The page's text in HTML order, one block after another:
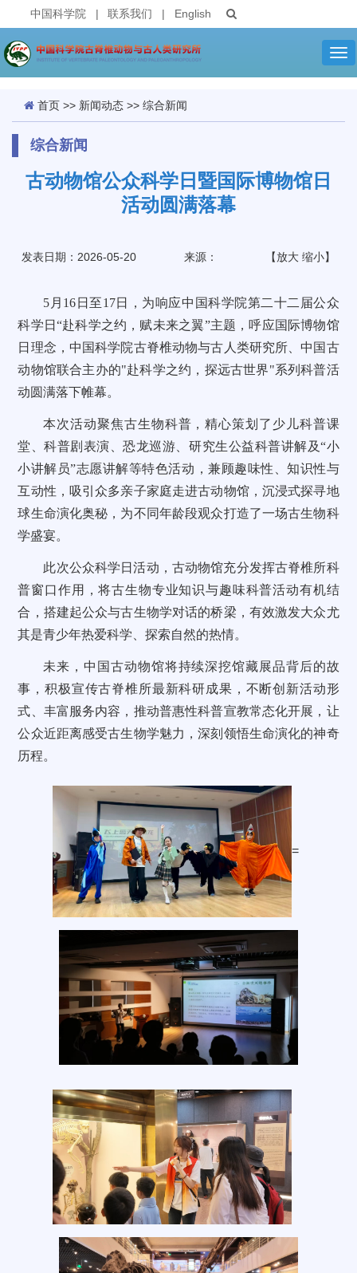
中国科学院 | 联系我们 | English
首页 >> 新闻动态 >> 综合新闻
综合新闻
古动物馆公众科学日暨国际博物馆日
活动圆满落幕
发表日期：2026-05-20 来源： 【放大 缩小】
5月16日至17日，为响应中国科学院第二十二届公众
科学日“赴科学之约，赋未来之翼”主题，呼应国际博物馆
日理念，中国科学院古脊椎动物与古人类研究所、中国古
动物馆联合主办的"赴科学之约，探远古世界"系列科普活
动圆满落下帷幕。
本次活动聚焦古生物科普，精心策划了少儿科普课
堂、科普剧表演、恐龙巡游、研究生公益科普讲解及“小
小讲解员”志愿讲解等特色活动，兼顾趣味性、知识性与
互动性，吸引众多亲子家庭走进古动物馆，沉浸式探寻地
球生命演化奥秘，为不同年龄段观众打造了一场古生物科
学盛宴。
此次公众科学日活动，古动物馆充分发挥古脊椎所科
普窗口作用，将古生物专业知识与趣味科普活动有机结
合，搭建起公众与古生物学对话的桥梁，有效激发大众尤
其是青少年热爱科学、探索自然的热情。
未来，中国古动物馆将持续深挖馆藏展品背后的故
事，积极宣传古脊椎所最新科研成果，不断创新活动形
式、丰富服务内容，推动普惠性科普宣教常态化开展，让
公众近距离感受古生物学魅力，深刻领悟生命演化的神奇
历程。
=